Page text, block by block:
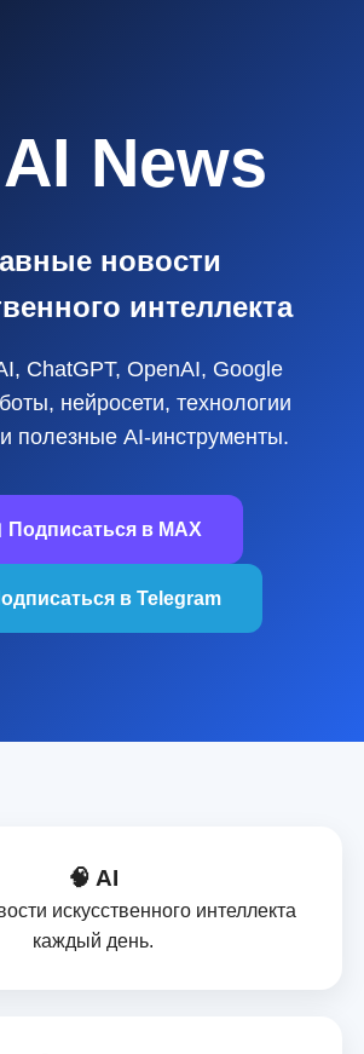
News
новости
интеллекта
ChatGPT, OpenAI, Google
нейросети, технологии
полезные AI‑инструменты.
Подписаться в MAX
в Telegram
🧠 AI
искусственного интеллекта
каждый день.